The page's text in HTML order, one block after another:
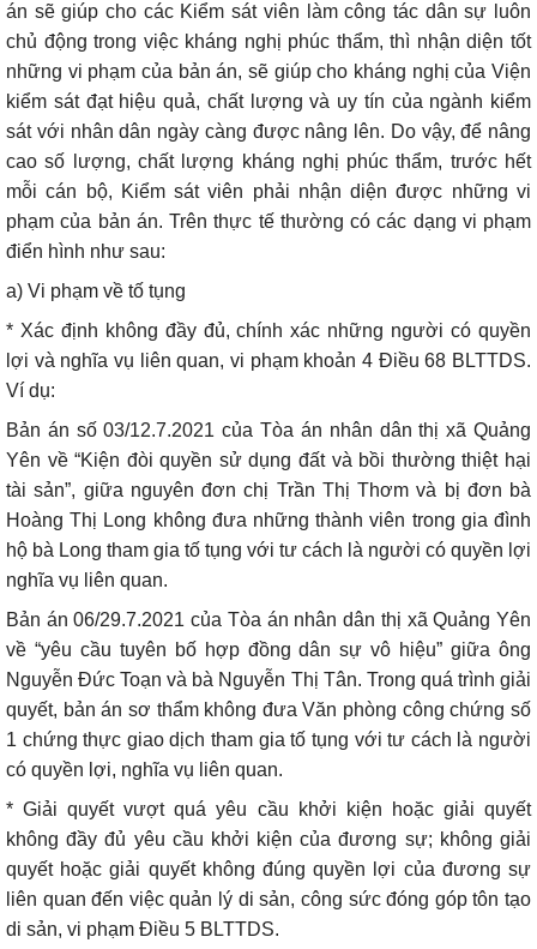
án sẽ giúp cho các Kiểm sát viên làm công tác dân sự luôn
chủ động trong việc kháng nghị phúc thẩm, thì nhận diện tốt
những vi phạm của bản án, sẽ giúp cho kháng nghị của Viện
kiểm sát đạt hiệu quả, chất lượng và uy tín của ngành kiểm
sát với nhân dân ngày càng được nâng lên. Do vậy, để nâng
cao số lượng, chất lượng kháng nghị phúc thẩm, trước hết
mỗi cán bộ, Kiểm sát viên phải nhận diện được những vi
phạm của bản án. Trên thực tế thường có các dạng vi phạm
điển hình như sau:
a) Vi phạm về tố tụng
* Xác định không đầy đủ, chính xác những người có quyền
lợi và nghĩa vụ liên quan, vi phạm khoản 4 Điều 68 BLTTDS.
Ví dụ:
Bản án số 03/12.7.2021 của Tòa án nhân dân thị xã Quảng
Yên về “Kiện đòi quyền sử dụng đất và bồi thường thiệt hại
tài sản”, giữa nguyên đơn chị Trần Thị Thơm và bị đơn bà
Hoàng Thị Long không đưa những thành viên trong gia đình
hộ bà Long tham gia tố tụng với tư cách là người có quyền lợi
nghĩa vụ liên quan.
Bản án 06/29.7.2021 của Tòa án nhân dân thị xã Quảng Yên
về “yêu cầu tuyên bố hợp đồng dân sự vô hiệu” giữa ông
Nguyễn Đức Toạn và bà Nguyễn Thị Tân. Trong quá trình giải
quyết, bản án sơ thẩm không đưa Văn phòng công chứng số
1 chứng thực giao dịch tham gia tố tụng với tư cách là người
có quyền lợi, nghĩa vụ liên quan.
* Giải quyết vượt quá yêu cầu khởi kiện hoặc giải quyết
không đầy đủ yêu cầu khởi kiện của đương sự; không giải
quyết hoặc giải quyết không đúng quyền lợi của đương sự
liên quan đến việc quản lý di sản, công sức đóng góp tôn tạo
di sản, vi phạm Điều 5 BLTTDS.